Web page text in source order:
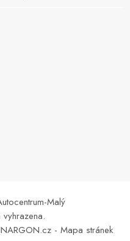
Malý
- Mapa stránek